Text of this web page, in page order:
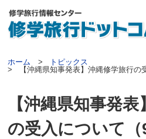
ホーム
トピックス
【沖縄県知事発表】沖縄修学旅行の
【沖縄県知事発
の受入について（